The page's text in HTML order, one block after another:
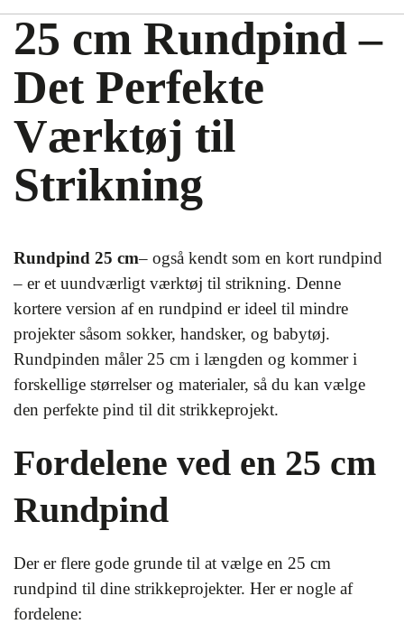
25 cm Rundpind –
Det Perfekte
Værktøj til
Strikning
Rundpind 25 cm– også kendt som en kort rundpind
– er et uundværligt værktøj til strikning. Denne
kortere version af en rundpind er ideel til mindre
projekter såsom sokker, handsker, og babytøj.
Rundpinden måler 25 cm i længden og kommer i
forskellige størrelser og materialer, så du kan vælge
den perfekte pind til dit strikkeprojekt.
Fordelene ved en 25 cm
Rundpind
Der er flere gode grunde til at vælge en 25 cm
rundpind til dine strikkeprojekter. Her er nogle af
fordelene: